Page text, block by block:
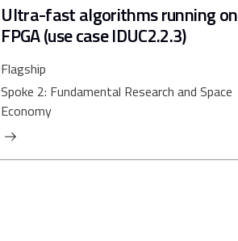
Ultra-fast algorithms running on
FPGA (use case IDUC2.2.3)
Flagship
Spoke 2: Fundamental Research and Space
Economy